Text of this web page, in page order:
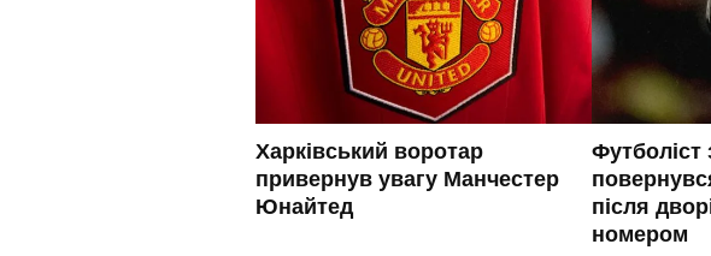
Харківський воротар
привернув увагу Манчестер
Юнайтед
Футболіст
після
номером